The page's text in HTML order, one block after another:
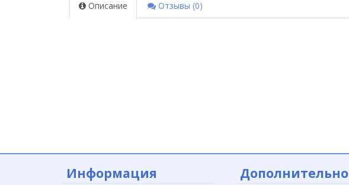
Описание Отзывы (0)
Информация Дополнительно